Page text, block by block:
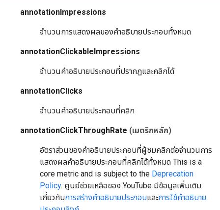
annotationImpressions
จำนวนการแสดงผลของคำอธิบายประกอบทั้งหมด
annotationClickableImpressions
จำนวนคำอธิบายประกอบที่ปรากฏและคลิกได้
annotationClicks
จำนวนคำอธิบายประกอบที่คลิก
annotationClickThroughRate (เมตริกหลัก)
อัตราส่วนของคำอธิบายประกอบที่ผู้ชมคลิกต่อจำนวนการ
แสดงผลคำอธิบายประกอบที่คลิกได้ทั้งหมด This is a
core metric and is subject to the Deprecation
Policy. ศูนย์ช่วยเหลือของ YouTube มีข้อมูลเพิ่มเติม
เกี่ยวกับการสร้างคำอธิบายประกอบและการใช้คำอธิบาย